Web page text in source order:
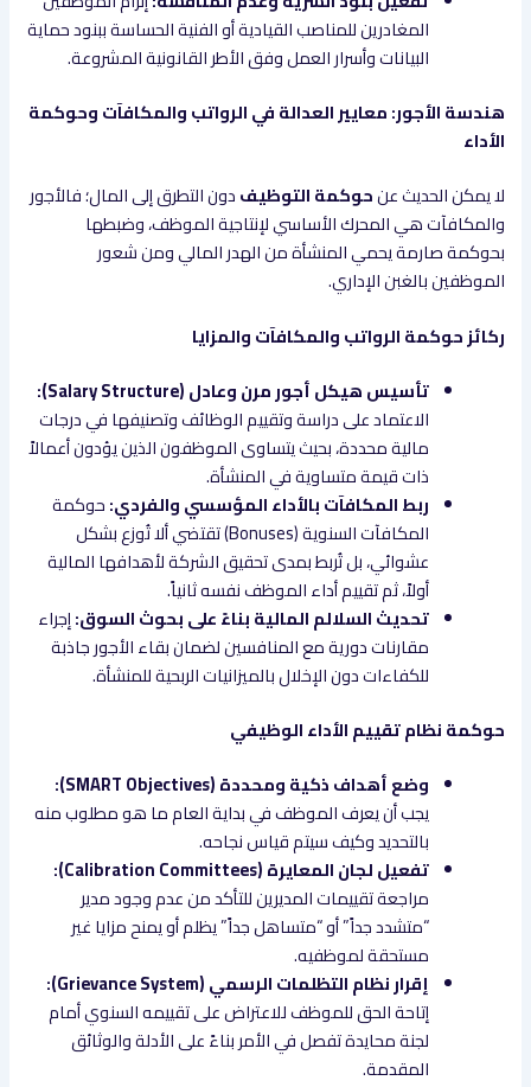
المغادرين للمناصب القيادية أو الفنية الحساسة ببنود حماية
البيانات وأسرار العمل وفق الأطر القانونية المشروعة.
هندسة الأجور: معايير العدالة في الرواتب والمكافآت وحوكمة
الأداء
لا يمكن الحديث عنحوكمة التوظيفدون التطرق إلى المال؛ فالأجور
والمكافآت هي المحرك الأساسي لإنتاجية الموظف، وضبطها
بحوكمة صارمة يحمي المنشأة من الهدر المالي ومن شعور
الموظفين بالغبن الإداري.
ركائز حوكمة الرواتب والمكافآت والمزايا
تأسيس هيكل أجور مرن وعادل (Salary Structure):
الاعتماد على دراسة وتقييم الوظائف وتصنيفها في درجات
مالية محددة، بحيث يتساوى الموظفون الذين يؤدون أعمالاً
ذات قيمة متساوية في المنشأة.
ربط المكافآت بالأداء المؤسسي والفردي:حوكمة
المكافآت السنوية (Bonuses) تقتضي ألا تُوزع بشكل
عشوائي، بل تُربط بمدى تحقيق الشركة لأهدافها المالية
أولاً، ثم تقييم أداء الموظف نفسه ثانياً.
تحديث السلالم المالية بناءً على بحوث السوق:إجراء
مقارنات دورية مع المنافسين لضمان بقاء الأجور جاذبة
للكفاءات دون الإخلال بالميزانيات الربحية للمنشأة.
حوكمة نظام تقييم الأداء الوظيفي
وضع أهداف ذكية ومحددة (SMART Objectives):
يجب أن يعرف الموظف في بداية العام ما هو مطلوب منه
بالتحديد وكيف سيتم قياس نجاحه.
تفعيل لجان المعايرة (Calibration Committees):
مراجعة تقييمات المديرين للتأكد من عدم وجود مدير
“متشدد جداً” أو “متساهل جداً” يظلم أو يمنح مزايا غير
مستحقة لموظفيه.
إقرار نظام التظلمات الرسمي (Grievance System):
إتاحة الحق للموظف للاعتراض على تقييمه السنوي أمام
لجنة محايدة تفصل في الأمر بناءً على الأدلة والوثائق
المقدمة.